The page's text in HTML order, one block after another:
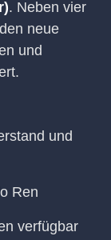
. Neben vier
neue
und
und
Ren
verfügbar